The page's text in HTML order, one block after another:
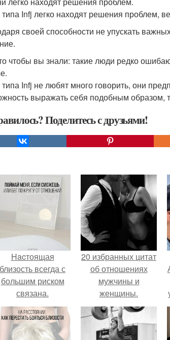
Infj легко находят решения проблем,
своей способности не упускать
чтобы вы знали: такие люди редко
Infj не любят много говорить, они
выражать себя подобным образом,
Поделитесь с друзьями!
Hacтоящая
близость всегда с
большим риском
связана.
20 избранных цитат
об отношениях
мужчины и
женщины.